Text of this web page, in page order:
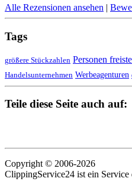
Alle Rezensionen ansehen |
Tags
größere Stückzahlen Personen
Handelsunternehmen Werbeagenturen
Teile diese Seite auch auf:
Copyright © 2006-2026
ClippingService24 ist ein Service